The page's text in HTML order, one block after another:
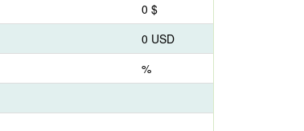
0 $
0 USD
%